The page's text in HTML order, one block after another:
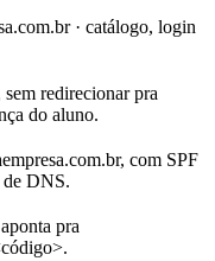
· catálogo, login
redirecionar pra
do aluno.
com SPF
DNS.
pra